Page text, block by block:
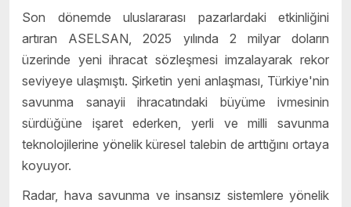
Son dönemde uluslararası pazarlardaki etkinliğini
artıran ASELSAN, 2025 yılında 2 milyar doların
üzerinde yeni ihracat sözleşmesi imzalayarak rekor
seviyeye ulaşmıştı. Şirketin yeni anlaşması, Türkiye'nin
savunma sanayii ihracatındaki büyüme ivmesinin
sürdüğüne işaret ederken, yerli ve milli savunma
teknolojilerine yönelik küresel talebin de arttığını ortaya
koyuyor.
Radar, hava savunma ve insansız sistemlere yönelik